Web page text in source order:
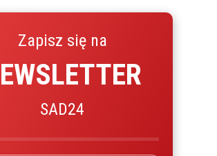
Zapisz się na
SAD24